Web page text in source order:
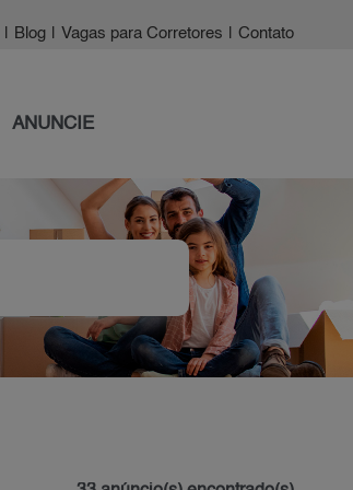
Blog Vagas para Corretores Contato
ANUNCIE